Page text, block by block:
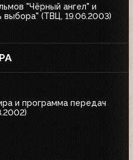
"Чёрный ангел" и
выбора" (ТВЦ, 19.06.2003)
и программа передач